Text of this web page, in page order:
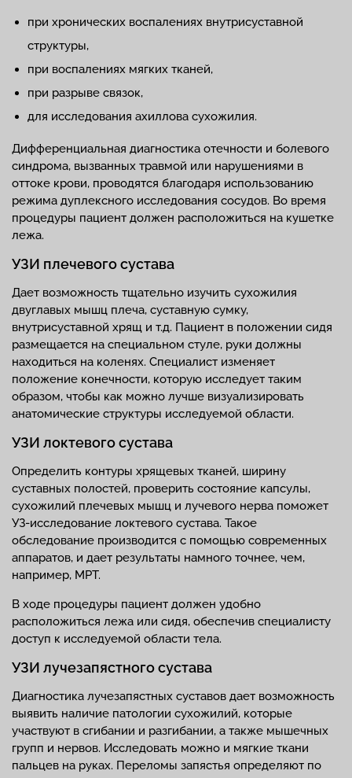
при хронических воспалениях внутрисуставной
структуры,
при воспалениях мягких тканей,
при разрыве связок,
для исследования ахиллова сухожилия.
Дифференциальная диагностика отечности и болевого
синдрома, вызванных травмой или нарушениями в
оттоке крови, проводятся благодаря использованию
режима дуплексного исследования сосудов. Во время
процедуры пациент должен расположиться на кушетке
лежа.
УЗИ плечевого сустава
Дает возможность тщательно изучить сухожилия
двуглавых мышц плеча, суставную сумку,
внутрисуставной хрящ и т.д. Пациент в положении сидя
размещается на специальном стуле, руки должны
находиться на коленях. Специалист изменяет
положение конечности, которую исследует таким
образом, чтобы как можно лучше визуализировать
анатомические структуры исследуемой области.
УЗИ локтевого сустава
Определить контуры хрящевых тканей, ширину
суставных полостей, проверить состояние капсулы,
сухожилий плечевых мышц и лучевого нерва поможет
УЗ-исследование локтевого сустава. Такое
обследование производится с помощью современных
аппаратов, и дает результаты намного точнее, чем,
например, МРТ.
В ходе процедуры пациент должен удобно
расположиться лежа или сидя, обеспечив специалисту
доступ к исследуемой области тела.
УЗИ лучезапястного сустава
Диагностика лучезапястных суставов дает возможность
выявить наличие патологии сухожилий, которые
участвуют в сгибании и разгибании, а также мышечных
групп и нервов. Исследовать можно и мягкие ткани
пальцев на руках. Переломы запястья определяют по